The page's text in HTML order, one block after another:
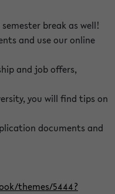
break as well!
and use our online
and job offers,
you will find tips on
documents and
themes/5444?